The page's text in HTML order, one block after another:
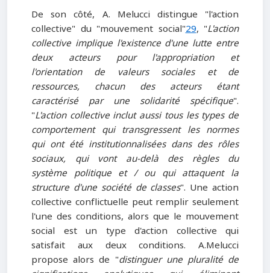
De son côté, A. Melucci distingue "l'action
collective" du "mouvement social"29, "L'action
collective implique l'existence d'une lutte entre
deux acteurs pour l'appropriation et
l'orientation de valeurs sociales et de
ressources, chacun des acteurs étant
caractérisé par une solidarité spécifique".
"L'action collective inclut aussi tous les types de
comportement qui transgressent les normes
qui ont été institutionnalisées dans des rôles
sociaux, qui vont au-delà des règles du
système politique et / ou qui attaquent la
structure d'une société de classes". Une action
collective conflictuelle peut remplir seulement
l'une des conditions, alors que le mouvement
social est un type d'action collective qui
satisfait aux deux conditions. A.Melucci
propose alors de "distinguer une pluralité de